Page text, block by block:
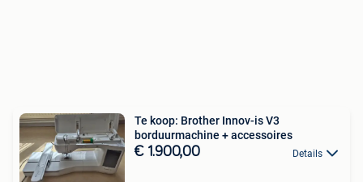
Te koop: Brother Innov-is V3
borduurmachine + accessoires
€ 1.900,00 Details